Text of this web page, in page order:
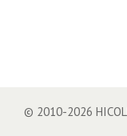
© 2010-2026